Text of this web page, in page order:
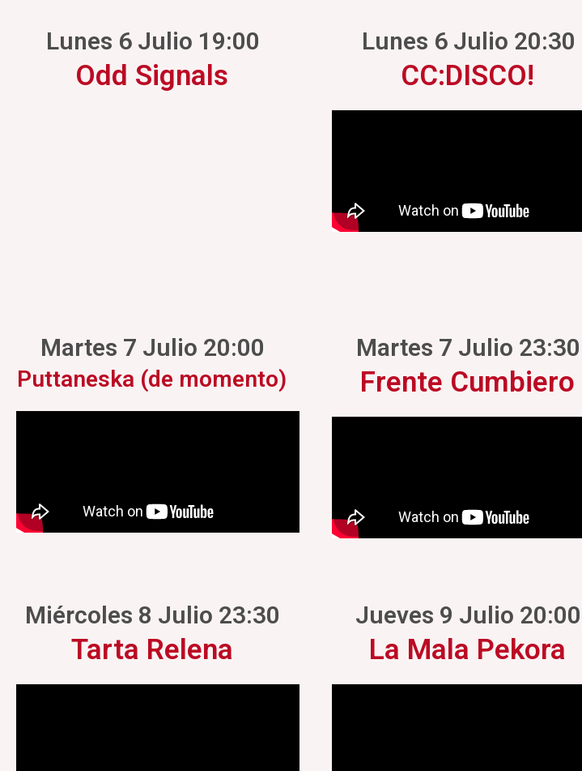
Lunes 6 Julio 19:00
Odd Signals
Lunes 6 Julio 20:30
CC:DISCO!
Martes 7 Julio 20:00
Puttaneska (de momento)
Martes 7 Julio 23:30
Frente Cumbiero
Miércoles 8 Julio 23:30
Tarta Relena
Jueves 9 Julio 20:00
La Mala Pekora